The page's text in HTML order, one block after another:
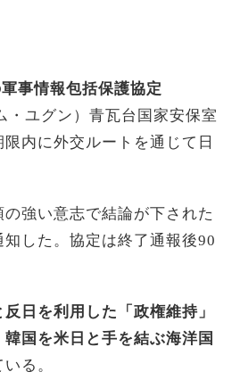
事情報包括保護協定
・ユグン）青瓦台国家安保室
内に外交ルートを通じて日
強い意志で結論が下された
した。協定は終了通報後90
反日を利用した「政権維持」
韓国を米日と手を結ぶ海洋国
る。